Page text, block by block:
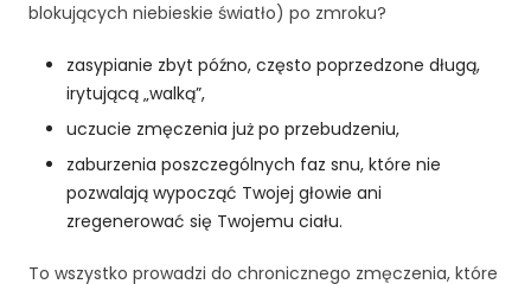
blokujących niebieskie światło) po zmroku?
zasypianie zbyt późno, często poprzedzone długą,
irytującą „walką”,
uczucie zmęczenia już po przebudzeniu,
zaburzenia poszczególnych faz snu, które nie
pozwalają wypocząć Twojej głowie ani
zregenerować się Twojemu ciału.
To wszystko prowadzi do chronicznego zmęczenia, które